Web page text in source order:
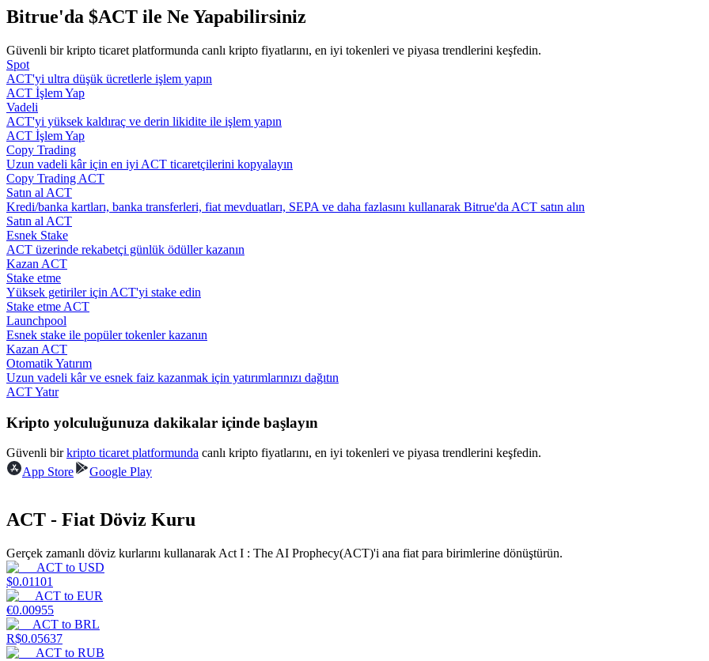
Bilgi
Ticaret bilgileri vb. dahil olmak üzere büyük veri analizi.
Rehber
Vadeli İşlemler Başlangıç Kılavuzu
Ticaret stratejileri
Nasıl kârlı kalabileceğinizi öğrenin
Bitrue'da $ACT ile Ne Yapabilirsiniz
Güvenli bir kripto ticaret platformunda canlı kripto fiyatlarını, en iyi tokenleri ve piyasa trendlerini keşfedin.
Spot
ACT'yi ultra düşük ücretlerle işlem yapın
ACT İşlem Yap
Vadeli
ACT'yi yüksek kaldıraç ve derin likidite ile işlem yapın
ACT İşlem Yap
Copy Trading
Uzun vadeli kâr için en iyi ACT ticaretçilerini kopyalayın
Copy Trading ACT
Satın al ACT
Kredi/banka kartları, banka transferleri, fiat mevduatları, SEPA ve daha fazlasını kullanarak Bitrue'da ACT satın alın
Satın al ACT
Esnek Stake
ACT üzerinde rekabetçi günlük ödüller kazanın
Kazan ACT
Stake etme
Yüksek getiriler için ACT'yi stake edin
Stake etme ACT
Launchpool
Esnek stake ile popüler tokenler kazanın
Kazan ACT
Otomatik Yatırım
Uzun vadeli kâr ve esnek faiz kazanmak için yatırımlarınızı dağıtın
ACT Yatır
Kripto yolculuğunuza dakikalar içinde başlayın
Güvenli birkripto ticaret platformunda canlı kripto fiyatlarını, en iyi tokenleri ve piyasa trendlerini keşfedin.
App Store
Google Play
ACT - Fiat Döviz Kuru
Gerçek zamanlı döviz kurlarını kullanarak Act I : The AI Prophecy(ACT)'i ana fiat para birimlerine dönüştürün.
ACT to USD
$0.01101
ACT to EUR
€0.00955
ACT to BRL
R$0.05637
ACT to RUB